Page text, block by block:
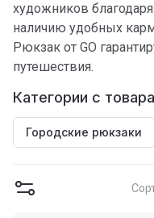
художников
наличию удобных
Рюкзак от GO
путешествия.
Категории с
Городские рюкзаки